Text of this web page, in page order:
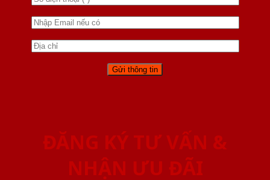
ĐĂNG KÝ TƯ VẤN &
NHẬN ƯU ĐÃI